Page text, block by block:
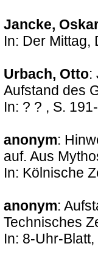
Jancke,
In: Der Mittag,
Urbach, Otto:
Aufstand des
In: ? ? , S.
anonym:
auf. Aus
In: Kölnische
anonym:
Technisches
In: 8-Uhr-